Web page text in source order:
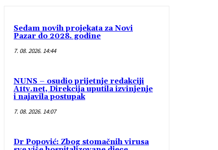
Sedam novih projekata za Novi
Pazar do 2028. godine
7. 08. 2026. 14:44
NUNS – osudio prijetnje redakciji
A1tv.net, Direkcija uputila izvinjenje
i najavila postupak
7. 08. 2026. 14:07
Dr Popović: Zbog stomačnih virusa